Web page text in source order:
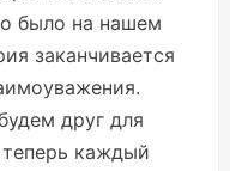
было на нашем
заканчивается
друг для
каждый